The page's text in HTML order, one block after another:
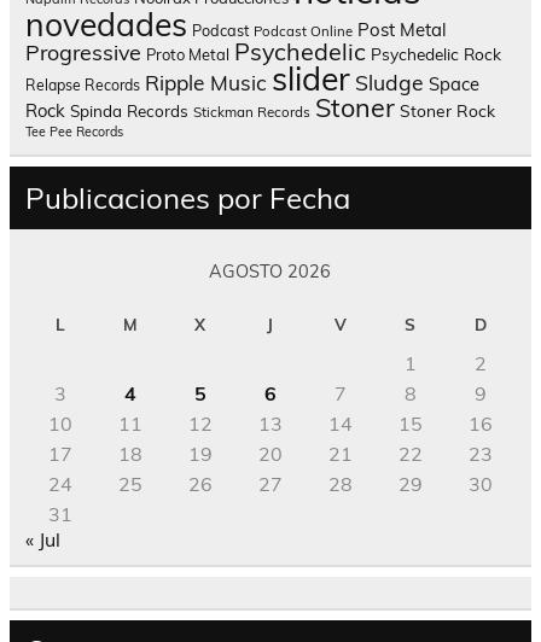
novedades Podcast Podcast Online Post Metal
Progressive Proto Metal Psychedelic Psychedelic Rock
Relapse Records Ripple Music slider Sludge Space
Rock Spinda Records Stickman Records Stoner Stoner Rock
Tee Pee Records
Publicaciones por Fecha
AGOSTO 2026
L M X J V S D
1
2
3
4 5 6 7 8
9
10
11 12 13 14 15
16
17
18 19 20 21 22
23
24
25 26 27 28 29
30
31
« Jul